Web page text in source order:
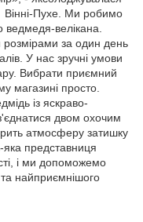
Вінні-Пухе. Ми робимо
ведмедя-велікана.
розмірами за один день
У нас зручні умови
Вибрати приємний
магазині просто.
із яскраво-
двом охочим
атмосферу затишку
яка представниця
і ми допоможемо
найприємнішого